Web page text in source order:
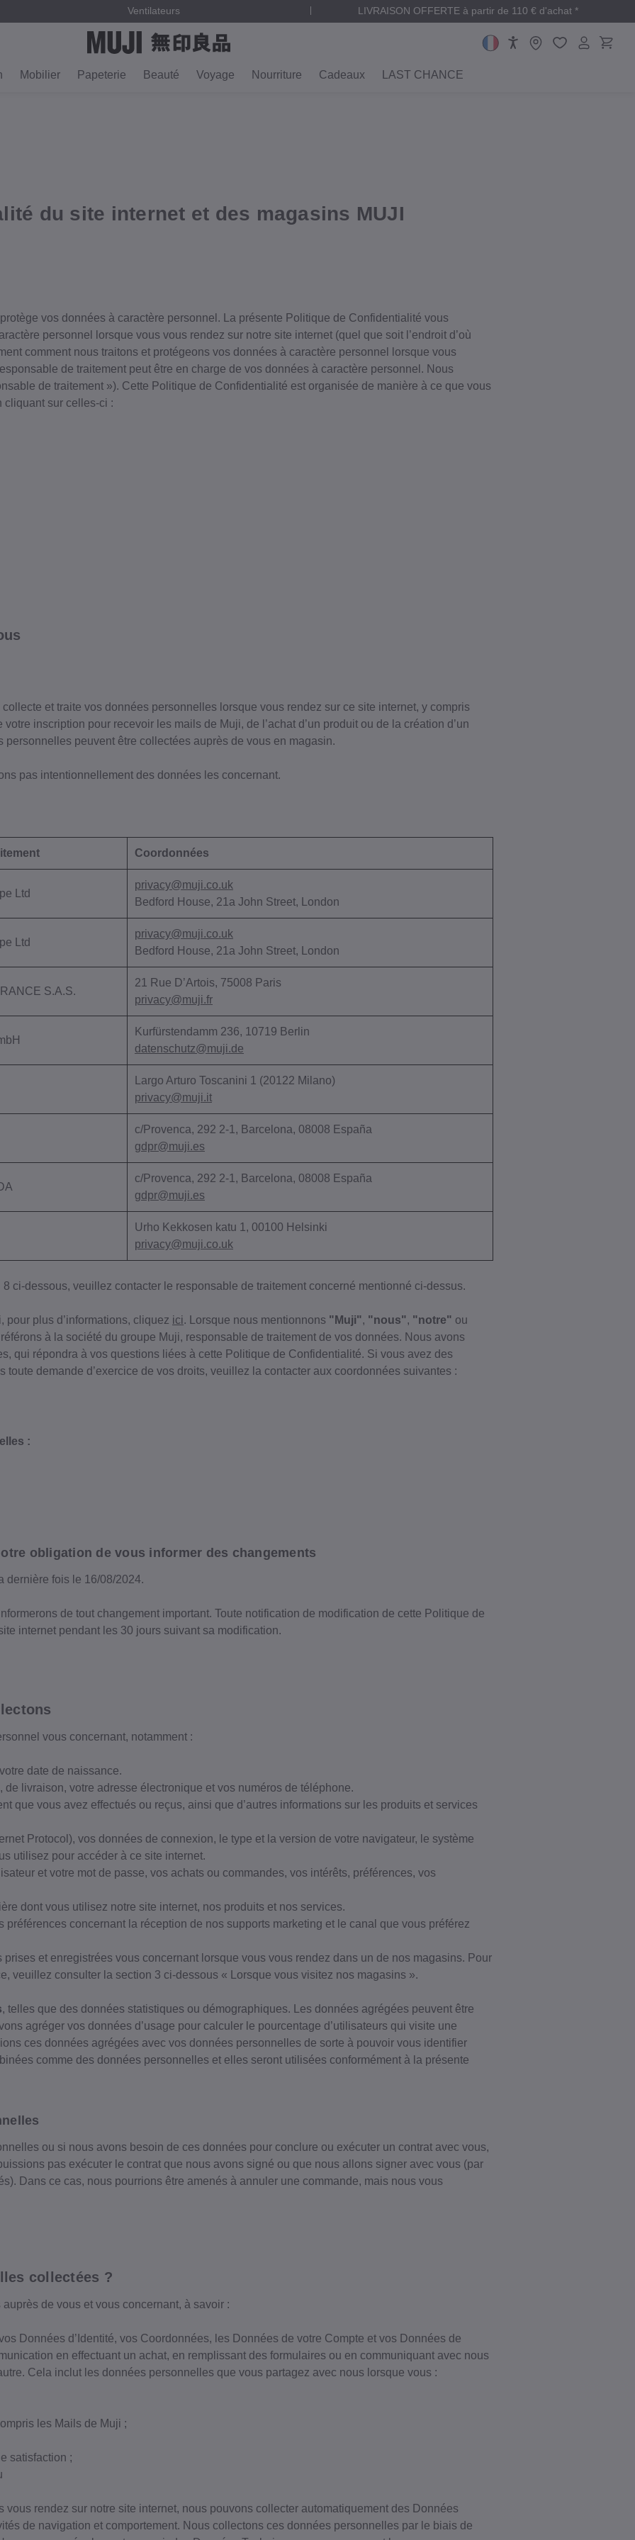
Ventilateurs LIVRAISON OFFERTE à partir de 110 € d'achat *
Mobilier Papeterie Beauté Voyage Nourriture Cadeaux LAST CHANCE
du site internet et des magasins MUJI
vos données à caractère personnel. La présente Politique de Confidentialité vous
personnel lorsque vous vous rendez sur notre site internet (quel que soit l’endroit d’où
comment nous traitons et protégeons vos données à caractère personnel lorsque vous
de traitement peut être en charge de vos données à caractère personnel. Nous
de traitement »). Cette Politique de Confidentialité est organisée de manière à ce que vous
cliquant sur celles-ci :
et traite vos données personnelles lorsque vous rendez sur ce site internet, y compris
inscription pour recevoir les mails de Muji, de l’achat d’un produit ou de la création d’un
peuvent être collectées auprès de vous en magasin.
pas intentionnellement des données les concernant.
Coordonnées
Ltd
privacy@muji.co.uk
Bedford House, 21a John Street, London
Ltd
privacy@muji.co.uk
Bedford House, 21a John Street, London
S.A.S.
21 Rue D’Artois, 75008 Paris
privacy@muji.fr
Kurfürstendamm 236, 10719 Berlin
datenschutz@muji.de
Largo Arturo Toscanini 1 (20122 Milano)
privacy@muji.it
c/Provenca, 292 2-1, Barcelona, 08008 España
gdpr@muji.es
c/Provenca, 292 2-1, Barcelona, 08008 España
gdpr@muji.es
Urho Kekkosen katu 1, 00100 Helsinki
privacy@muji.co.uk
ci-dessous, veuillez contacter le responsable de traitement concerné mentionné ci-dessus.
plus d’informations, cliquez ici. Lorsque nous mentionnons "Muji", "nous", "notre" ou
à la société du groupe Muji, responsable de traitement de vos données. Nous avons
qui répondra à vos questions liées à cette Politique de Confidentialité. Si vous avez des
demande d’exercice de vos droits, veuillez la contacter aux coordonnées suivantes :
:
obligation de vous informer des changements
dernière fois le 16/08/2024.
de tout changement important. Toute notification de modification de cette Politique de
internet pendant les 30 jours suivant sa modification.
vous concernant, notamment :
date de naissance.
livraison, votre adresse électronique et vos numéros de téléphone.
que vous avez effectués ou reçus, ainsi que d’autres informations sur les produits et services
Protocol), vos données de connexion, le type et la version de votre navigateur, le système
utilisez pour accéder à ce site internet.
et votre mot de passe, vos achats ou commandes, vos intérêts, préférences, vos
dont vous utilisez notre site internet, nos produits et nos services.
préférences concernant la réception de nos supports marketing et le canal que vous préférez
et enregistrées vous concernant lorsque vous vous rendez dans un de nos magasins. Pour
veuillez consulter la section 3 ci-dessous « Lorsque vous visitez nos magasins ».
, telles que des données statistiques ou démographiques. Les données agrégées peuvent être
agréger vos données d’usage pour calculer le pourcentage d’utilisateurs qui visite une
ces données agrégées avec vos données personnelles de sorte à pouvoir vous identifier
comme des données personnelles et elles seront utilisées conformément à la présente
ou si nous avons besoin de ces données pour conclure ou exécuter un contrat avec vous,
pas exécuter le contrat que nous avons signé ou que nous allons signer avec vous (par
Dans ce cas, nous pourrions être amenés à annuler une commande, mais nous vous
collectées ?
de vous et vous concernant, à savoir :
Données d’Identité, vos Coordonnées, les Données de votre Compte et vos Données de
en effectuant un achat, en remplissant des formulaires ou en communiquant avec nous
Cela inclut les données personnelles que vous partagez avec nous lorsque vous :
les Mails de Muji ;
satisfaction ;
vous rendez sur notre site internet, nous pouvons collecter automatiquement des Données
de navigation et comportement. Nous collectons ces données personnelles par le biais de
exclusives, des accès anticipés et des news sur les
S'INSCRIRE